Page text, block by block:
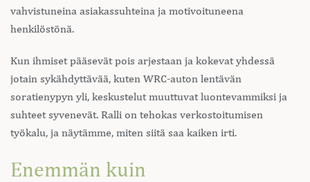
vahvistuneina asiakassuhteina ja motivoituneena
henkilöstönä.
Kun ihmiset pääsevät pois arjestaan ja kokevat yhdessä
jotain sykähdyttävää, kuten WRC-auton lentävän
soratienypyn yli, keskustelut muuttuvat luontevammiksi ja
suhteet syvenevät. Ralli on tehokas verkostoitumisen
työkalu, ja näytämme, miten siitä saa kaiken irti.
Enemmän kuin